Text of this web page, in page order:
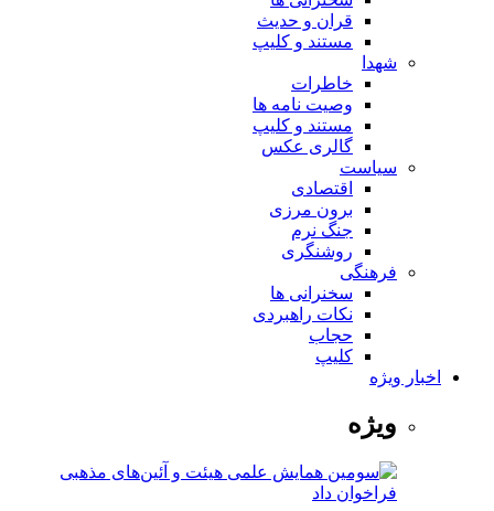
قران و حدیث
مستند و کلیپ
شهدا
خاطرات
وصیت نامه ها
مستند و کلیپ
گالری عکس
سیاست
اقتصادی
برون مرزی
جنگ نرم
روشنگری
فرهنگی
سخنرانی ها
نکات راهبردی
حجاب
کلیپ
اخبار ویژه
ویژه